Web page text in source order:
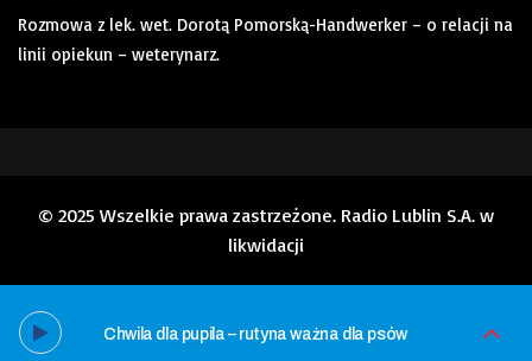
Rozmowa z lek. wet. Dorotą Pomorską-Handwerker – o relacji na
linii opiekun – weterynarz.
© 2025 Wszelkie prawa zastrzeżone. Radio Lublin S.A. w
likwidacji
Chwila dla pupila – rutyna ważna dla psów